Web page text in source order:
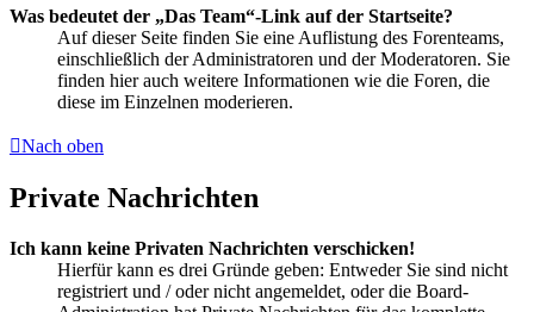
Was bedeutet der „Das Team“-Link auf der Startseite?
Auf dieser Seite finden Sie eine Auflistung des Forenteams,
einschließlich der Administratoren und der Moderatoren. Sie
finden hier auch weitere Informationen wie die Foren, die
diese im Einzelnen moderieren.
Nach oben
Private Nachrichten
Ich kann keine Privaten Nachrichten verschicken!
Hierfür kann es drei Gründe geben: Entweder Sie sind nicht
registriert und / oder nicht angemeldet, oder die Board-